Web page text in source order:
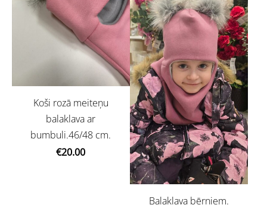
Koši rozā meiteņu
balaklava ar
bumbuli.46/48 cm.
€20.00
Balaklava bērniem.